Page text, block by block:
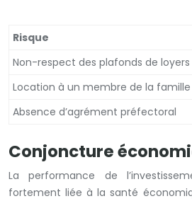
Risque
Non-respect des plafonds de loyers
Location à un membre de la famille
Absence d’agrément préfectoral
Conjoncture
La performance de
fortement liée à la santé